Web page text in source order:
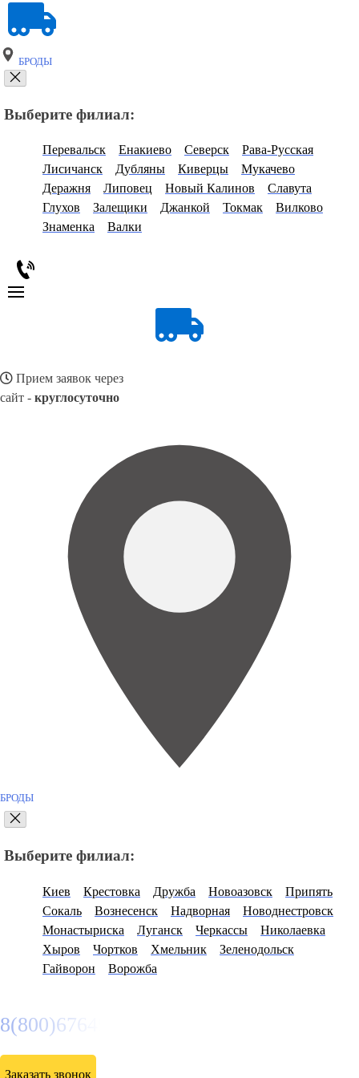
БРОДЫ
Выберите филиал:
Перевальск Енакиево Северск
Рава-Русская
Лисичанск
Дубляны Киверцы
Мукачево
Деражня
Липовец Новый Калинов
Славута
Глухов
Залещики Джанкой Токмак
Вилково
Знаменка
Валки
Прием заявок через
сайт - круглосуточно
БРОДЫ
Выберите филиал:
Киев Крестовка Дружба Новоазовск
Припять
Сокаль
Вознесенск Надворная
Новоднестровск
Монастыриска
Луганск Черкассы
Николаевка
Хыров
Чортков Хмельник
Зеленодольск
Гайворон
Ворожба
8(800)6764935
Заказать звонок